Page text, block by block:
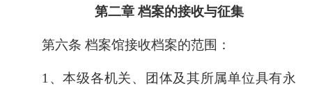
第二章档案的接收与征集
第六条 档案馆接收档案的范围：
1、本级各机关、团体及其所属单位具有永